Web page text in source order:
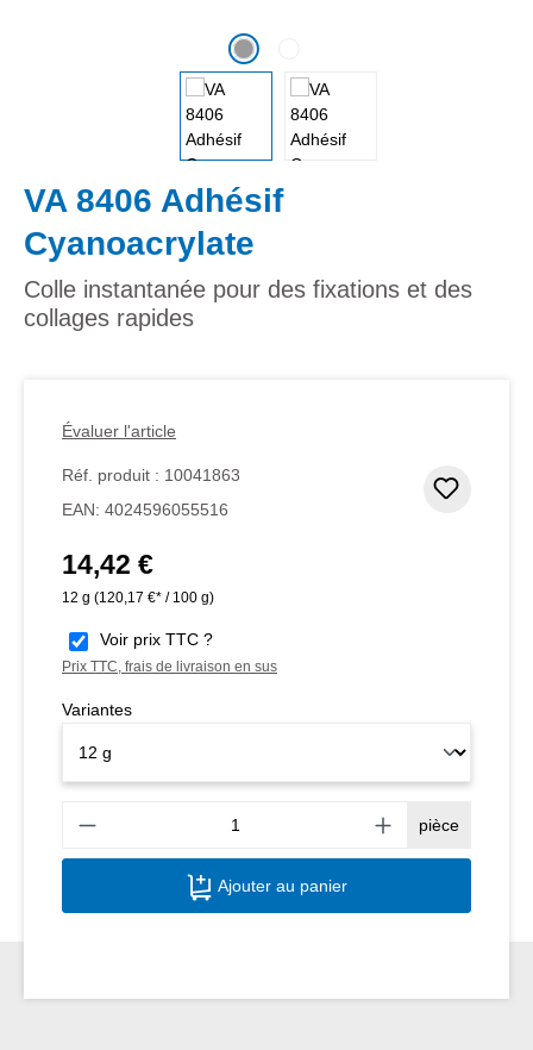
VA 8406 Adhésif
Cyanoacrylate
Colle instantanée pour des fixations et des
collages rapides
Évaluer l'article
Réf. produit : 10041863
EAN: 4024596055516
Prix régulier :
14,42 €
12 g (120,17 €* / 100 g)
Voir prix TTC ?
Prix TTC, frais de livraison en sus
Variantes
pièce
Ajouter au panier